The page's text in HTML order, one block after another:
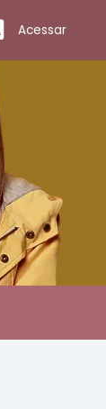
Acessar